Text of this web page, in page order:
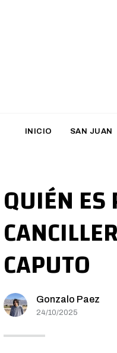
INICIO SAN JUAN
QUIÉN
CAPUTO
Gonzalo Paez
24/10/2025